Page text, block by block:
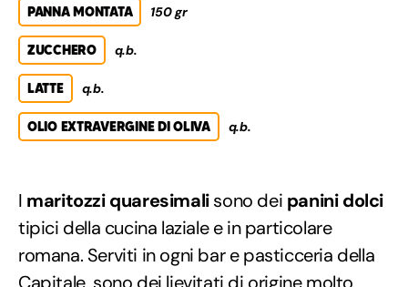
PANNA MONTATA 150 gr
ZUCCHERO q.b.
LATTE q.b.
OLIO EXTRAVERGINE DI OLIVA q.b.
I maritozzi quaresimalisono dei panini dolci
tipici della cucina laziale e in particolare
romana. Serviti in ogni bar e pasticceria della
Capitale, sono dei lievitati di origine molto